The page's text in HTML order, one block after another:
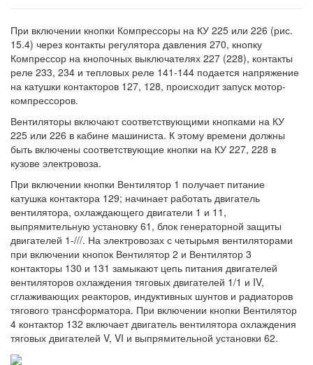
При включении кнопки Компрессоры на КУ 225 или 226 (рис.
15.4) через контакты регулятора давления 270, кнопку
Компрессор на кнопочных выключателях 227 (228), контакты
реле 233, 234 и тепловых реле 141-144 подается напряжение
на катушки контакторов 127, 128, происходит запуск мотор-
компрессоров.
Вентиляторы включают соответствующими кнопками на КУ
225 или 226 в кабине машиниста. К этому времени должны
быть включены соответствующие кнопки на КУ 227, 228 в
кузове электровоза.
При включении кнопки Вентилятор 1 получает питание
катушка контактора 129; начинает работать двигатель
вентилятора, охлаждающего двигатели 1 и 11,
выпрямительную установку 61, блок генераторной защиты
двигателей 1-///. На электровозах с четырьмя вентиляторами
при включении кнопок Вентилятор 2 и Вентилятор 3
контакторы 130 и 131 замыкают цепь питания двигателей
вентиляторов охлаждения тяговых двигателей 1/1 и IV,
сглаживающих реакторов, индуктивных шунтов и радиаторов
тягового трансформатора. При включении кнопки Вентилятор
4 контактор 132 включает двигатель вентилятора охлаждения
тяговых двигателей V, VI и выпрямительной установки 62.